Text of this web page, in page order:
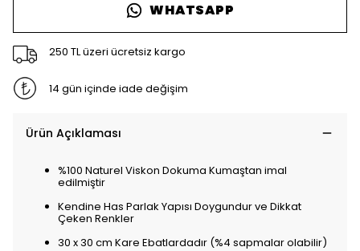
WHATSAPP
250 TL üzeri ücretsiz kargo
14 gün içinde iade değişim
Ürün Açıklaması
%100 Naturel Viskon Dokuma Kumaştan imal
edilmiştir
Kendine Has Parlak Yapısı Doygundur ve Dikkat
Çeken Renkler
30 x 30 cm Kare Ebatlardadır (%4 sapmalar olabilir)